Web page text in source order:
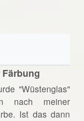
"Wüstenglas"
nach meiner
Ist das dann